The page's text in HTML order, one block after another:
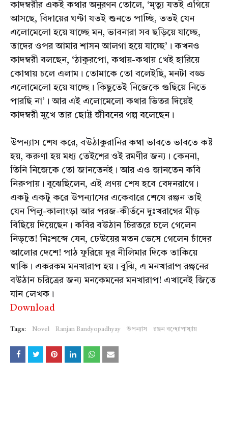
কাদম্বরীর একই কথার অনুরণন তোলে, ‘মৃত্যু যতই এগিয়ে
আসছে, বিদায়ের ঘণ্টা যতই শুনতে পাচ্ছি, ততই যেন
এলোমেলো হয়ে যাচ্ছে মন, ভাবনারা সব ছড়িয়ে যাচ্ছে,
তাদের ওপর আমার শাসন আলগা হয়ে যাচ্ছে’। কখনও
কাদম্বরী বলছেন, ‘ঠাকুরপো, কথায়-কথায় খেই হারিয়ে
কোথায় চলে এলাম। তোমাকে তো বলেইছি, মনটা বড্ড
এলোমেলো হয়ে যাচ্ছে। কিছুতেই নিজেকে গুছিয়ে নিতে
পারছি না’। আর এই এলোমেলো কথার ভিতর দিয়েই
কাদম্বরী মুখে তার ছোট্ট জীবনের গল্প বলেছেন।
উপন্যাস শেষ করে, বউঠাকুরানির কথা ভাবতে ভাবতে কষ্ট
হয়, করুণা হয় মধ্য তেইশের ওই রমণীর জন্য। কেননা,
তিনি নিজেকে তো জানতেনই। আর এও জানতেন কবি
নিরুপায়। বুঝেছিলেন, এই প্রণয় শেষ হবে বেদনরাগে।
একটু একটু করে উপন্যাসের একেবারে শেষে রঞ্জন তাই
যেন পিলু-কালাংড়া আর পরজ-কীর্তনে দুঃখরাগের মীড়
বিছিয়ে দিয়েছেন। কবির বউঠান চিরতরে চলে গেলেন
নিভৃতে! নিঃশব্দে যেন, ঢেউয়ের মতন ভেসে গেলেন চাঁদের
আলোর দেশে! পাঠ ফুরিয়ে দূর নীলিমার দিকে তাকিয়ে
থাকি। একরকম মনখারাপ হয়। বুঝি, এ মনখারাপ রঞ্জনের
বউঠান চরিত্রের জন্য মনকেমনের মনখারাপ! এখানেই জিতে
যান লেখক।
Download
Tags: Novel Ranjan Bandyopadhyay উপন্যাস রঞ্জন বন্দ্যোপাধ্যায়